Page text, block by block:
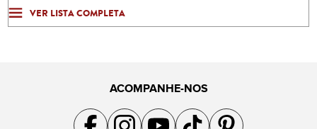
VER LISTA COMPLETA
ACOMPANHE-NOS
Acompanhe a gente no Facebook
Acompanhe a gente no Instagram
Acompanhe a gente no YouTube
Acompanhe a gente no TikTok
Acompanhe a gente no